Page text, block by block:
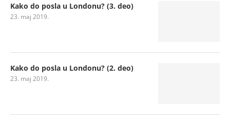
Kako do posla u Londonu? (3. deo)
23. maj 2019.
Kako do posla u Londonu? (2. deo)
23. maj 2019.